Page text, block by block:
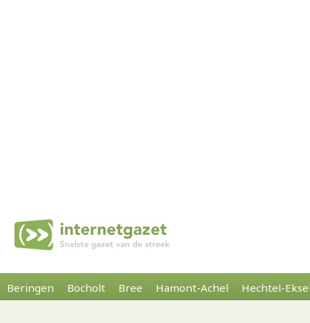
Beringen Bocholt Bree Hamont-Achel Hechtel-